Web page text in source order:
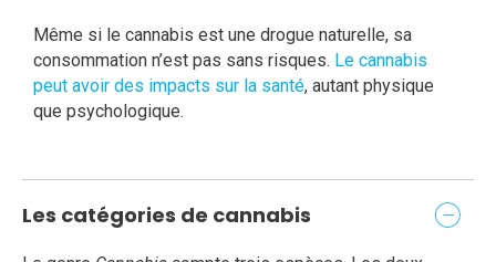
Même si le cannabis est une drogue naturelle, sa
consommation n’est pas sans risques. Le cannabis
peut avoir des impacts sur la santé, autant physique
que psychologique.
Les catégories de cannabis